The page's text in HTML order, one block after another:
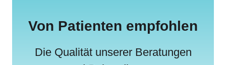
Von Patienten empfohlen
Die Qualität unserer Beratungen